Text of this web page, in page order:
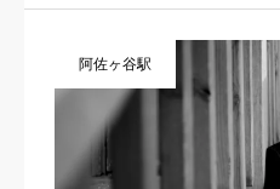
報・イメージ写真・メニュ
ンクなど機能を […]
阿佐ヶ谷駅